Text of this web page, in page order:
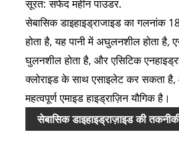
सूरत: सफेद महीन पाउडर.
सेबासिक डाइहाइड्राजाइड का
होता है, यह पानी में अघुलनशील होता है,
घुलनशील होता है, और एसिटिक
क्लोराइड के साथ एसाइलेट कर सकता
महत्वपूर्ण एमाइड हाइड्राज़िन यौगिक है।
सेबासिक डाइहाइड्राज़ाइड की